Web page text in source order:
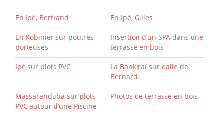
En Ipé, Bertrand En Ipé, Gilles
En Robinier sur poutres
porteuses
Insertion d’un SPA dans une
terrasse en bois
Ipé sur plots PVC
La Bankiraï sur dalle de
Bernard
Massaranduba sur plots
PVC autour d’une Piscine
Photos de terrasse en bois